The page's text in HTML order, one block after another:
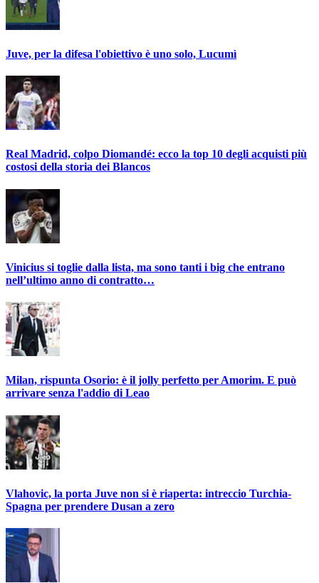
Juve, per la difesa l'obiettivo è uno solo, Lucumì
Real Madrid, colpo Diomandé: ecco la top 10 degli acquisti più
costosi della storia dei Blancos
Vinicius si toglie dalla lista, ma sono tanti i big che entrano
nell’ultimo anno di contratto…
Milan, rispunta Osorio: è il jolly perfetto per Amorim. E può
arrivare senza l'addio di Leao
Vlahovic, la porta Juve non si è riaperta: intreccio Turchia-
Spagna per prendere Dusan a zero